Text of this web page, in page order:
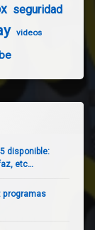
seguridad
videos
disponible:
etc…
programas